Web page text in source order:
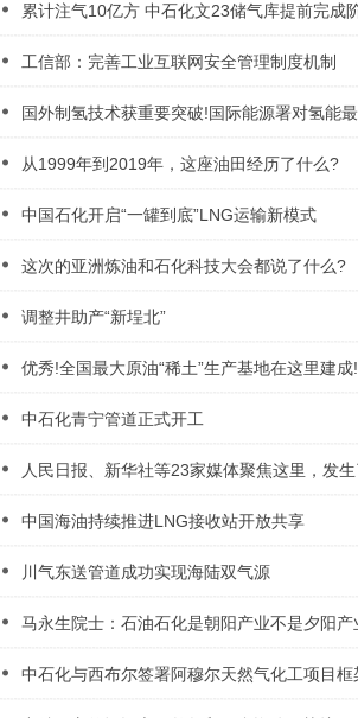
累计注气10亿方 中石化文23储气库提前完成
工信部：完善工业互联网安全管理制度机制
国外制氢技术获重要突破!国际能源署对氢能
从1999年到2019年，这座油田经历了什么?
中国石化开启“一罐到底”LNG运输新模式
这次的亚洲炼油和石化科技大会都说了什么?
调整井助产“新埕北”
优秀!全国最大原油“稀土”生产基地在这里建成!
中石化青宁管道正式开工
人民日报、新华社等23家媒体聚焦这里，发
中国海油持续推进LNG接收站开放共享
川气东送管道成功实现海陆双气源
马永生院士：石油石化是朝阳产业不是夕阳产
中石化与西布尔签署阿穆尔天然气化工项目框